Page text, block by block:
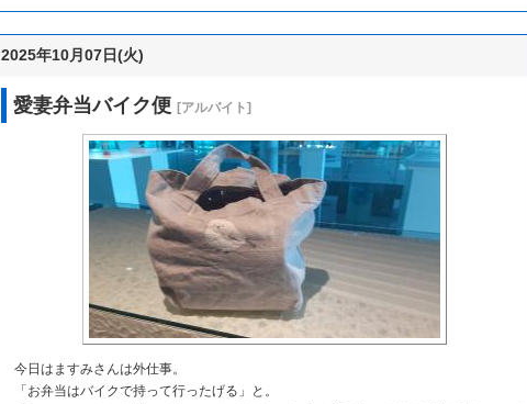
2025年10月07日(火)
愛妻弁当バイク便 [アルバイト]
今日はますみさんは外仕事。
「お弁当はバイクで持って行ったげる」と。